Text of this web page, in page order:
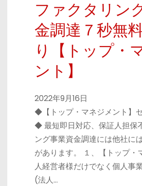
ファクタリン
金調達７秒無
り【トップ・
ント】
2022年9月16日
◆【トップ・マネジメント】
◆ 最短即日対応、保証人担保
ング事業資金調達には他社に
があります。 １、【トップ・
人経営者様だけでなく個人事
(法人…